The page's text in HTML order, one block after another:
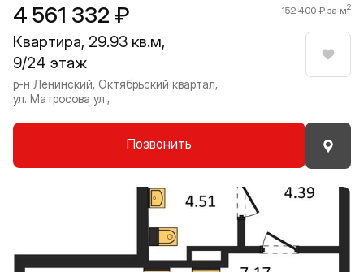
4 561 332 ₽ 152 400 ₽ за м2
Квартира, 29.93 кв.м,
9/24 этаж
р-н Ленинский, Октябрьский квартал,
ул. Матросова ул.,
Позвонить